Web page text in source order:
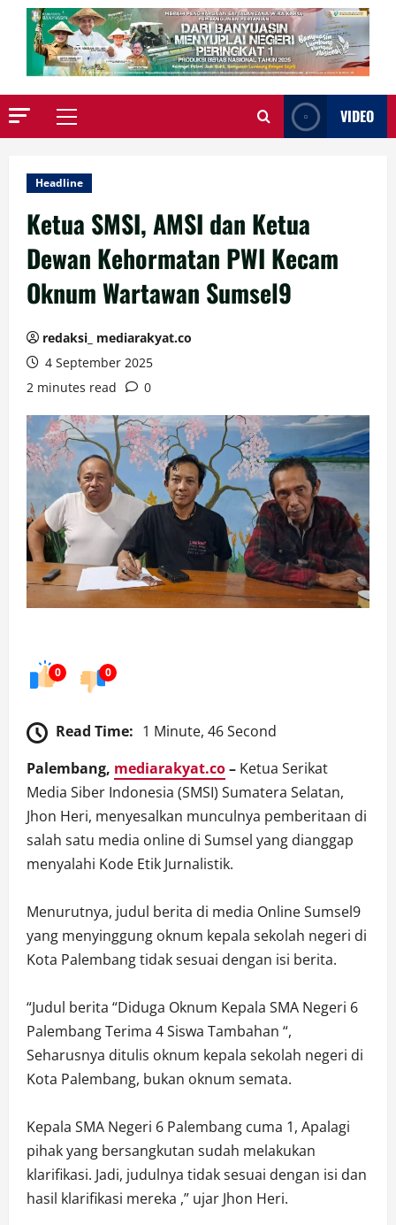
Primary
VIDEO
Headline
Ketua SMSI, AMSI dan Ketua
Dewan Kehormatan PWI Kecam
Oknum Wartawan Sumsel9
redaksi_ mediarakyat.co
4 September 2025
2 minutes read
0
0 0
Read Time: 1 Minute, 46 Second
Palembang, mediarakyat.co– Ketua Serikat
Media Siber Indonesia (SMSI) Sumatera Selatan,
Jhon Heri, menyesalkan munculnya pemberitaan di
salah satu media online di Sumsel yang dianggap
menyalahi Kode Etik Jurnalistik.
Menurutnya, judul berita di media Online Sumsel9
yang menyinggung oknum kepala sekolah negeri di
Kota Palembang tidak sesuai dengan isi berita.
“Judul berita “Diduga Oknum Kepala SMA Negeri 6
Palembang Terima 4 Siswa Tambahan “,
Seharusnya ditulis oknum kepala sekolah negeri di
Kota Palembang, bukan oknum semata.
Kepala SMA Negeri 6 Palembang cuma 1, Apalagi
pihak yang bersangkutan sudah melakukan
klarifikasi. Jadi, judulnya tidak sesuai dengan isi dan
hasil klarifikasi mereka ,” ujar Jhon Heri.